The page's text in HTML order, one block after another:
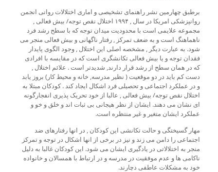
برطبق چهارمین نشر راهنمای تشخیصی و اماری اختلالات روانی انجمن
روانپزشکی امریکا در سال , ۱۹۹۴ اختلال نقص توجه/ بیش فعالی ,
مجموعه علایمی است با محدودیت میدان توجه که با سطح رشد فرد
ناهماهنگ است و به ضعف تمرکز , رفتار ناگهانی و بیش فعالی منجر می
شود. به عبارت دیگر , مشخصه اصلی این اختلال , وجود الگوی پایدار
فقدان توجه و یا بیش فعالی تکانشگری است که در مقایسه با افرادی
که در همان سطح از رشد قرار دارند, شدیدتر است . علائم اختلال ,
دست کم باید در دو موقعیت ( نظیر مدرسه, خانه و محیط کار) بروز یابد
و در عملکرد اجتماعی و تحصیلی فرد اشکال ایجاد کند . کودکان مبتلا به
اختلال نقص توجه/ بیش فعالی , عالبا از خود تحریک پذیری انفجارگونه
ای نشان می دهند. ایشان از نظر هیجانی بی ثبات اند و خلق و خو و
عملکرد ایشان متغیر و غیر منتظره است.
مهار گسیختگی و حالت تکانشی این کودکان , در انها رفتارهای ضد
اجتماعی را دامن می زند و نیز در برخی از انها اشکال در توجه و تمرکز
منجر به اختلالاتی در یادگیری ایشان می شود. این کودکان غالبا به دلیل
ناکامی ها و عدم موفقیت در مدرسه و در ارتباط با همسالان و خانواده
خود به مشکلات عاطفی دچارند.